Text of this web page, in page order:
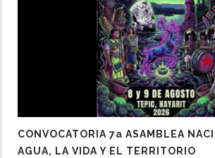
CONVOCATORIA 7a ASAMBLEA
AGUA, LA VIDA Y EL TERRITORIO